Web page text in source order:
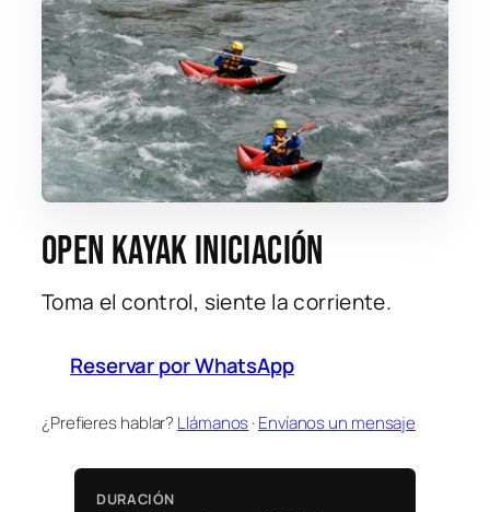
Open kayak iniciación
Toma el control, siente la corriente.
Reservar por WhatsApp
¿Prefieres hablar? Llámanos·Envíanos un mensaje
DURACIÓN